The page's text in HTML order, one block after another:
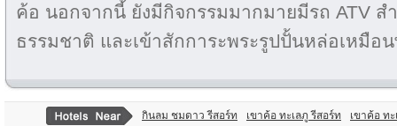
ค้อ นอกจากนี้ ยังมีกิจกรรมมากมายมีรถ ATV ส
ธรรมชาติ และเข้าสักการะพระรูปปั้นหล่อเหมือ
กินลม ชมดาว รีสอร์ท เขาค้อ ทะเลภู รีสอร์ท เขาค้อ ท